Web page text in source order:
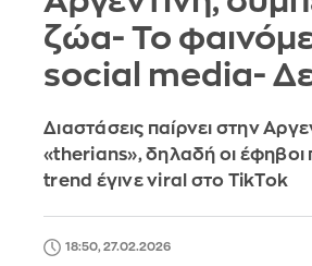
ζώα- Το
social media-
Διαστάσεις παίρνει στην
«therians», δηλαδή οι έφηβοι
trend έγινε viral στο TikTok
18:50, 27.02.2026